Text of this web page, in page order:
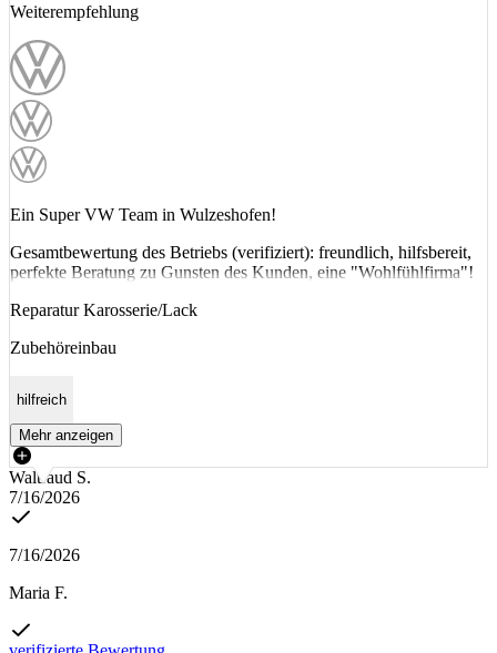
Weiterempfehlung
Ein Super VW Team in Wulzeshofen!
Gesamtbewertung des Betriebs (verifiziert): freundlich, hilfsbereit,
perfekte Beratung zu Gunsten des Kunden, eine "Wohlfühlfirma"!
Reparatur Karosserie/Lack
Zubehöreinbau
hilfreich
Mehr anzeigen
Waltraud S.
7/16/2026
7/16/2026
Maria F.